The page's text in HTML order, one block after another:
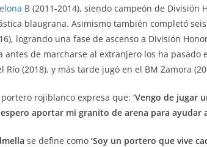
B (2011-2014), siendo campeón de
blaugrana. Asimismo también completó
logrando una fase de ascenso a División
antes de marcharse al extranjero los ha pasado
Río (2018), y más tarde jugó en el BM Zamora
portero rojiblanco expresa que: ‘Vengo de jugar
aportar mi granito de arena para ayudar
se define como ‘Soy un portero que vive